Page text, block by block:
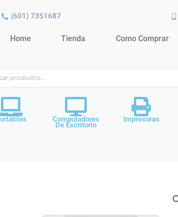
(601) 7351687
Home Tienda Como Comprar
Computadores
De Escritorio
Impresoras